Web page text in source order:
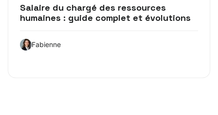
Salaire du chargé des ressources
humaines : guide complet et évolutions
Fabienne